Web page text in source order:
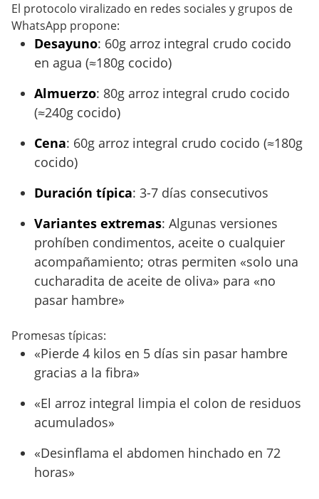
El protocolo viralizado en redes sociales y grupos de
WhatsApp propone:
Desayuno: 60g arroz integral crudo cocido
en agua (≈180g cocido)
Almuerzo: 80g arroz integral crudo cocido
(≈240g cocido)
Cena: 60g arroz integral crudo cocido (≈180g
cocido)
Duración típica: 3-7 días consecutivos
Variantes extremas: Algunas versiones
prohíben condimentos, aceite o cualquier
acompañamiento; otras permiten «solo una
cucharadita de aceite de oliva» para «no
pasar hambre»
Promesas típicas:
«Pierde 4 kilos en 5 días sin pasar hambre
gracias a la fibra»
«El arroz integral limpia el colon de residuos
acumulados»
«Desinflama el abdomen hinchado en 72
horas»